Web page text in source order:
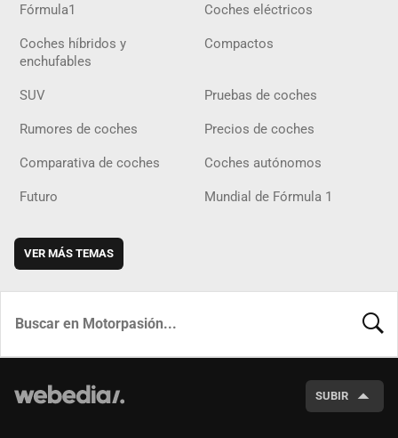
Fórmula1 Coches eléctricos
Coches híbridos y
enchufables
Compactos
SUV Pruebas de coches
Rumores de coches Precios de coches
Comparativa de coches Coches autónomos
Futuro Mundial de Fórmula 1
VER MÁS TEMAS
SUBIR